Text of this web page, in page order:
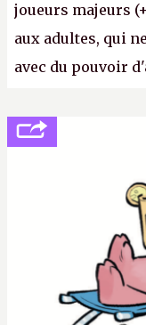
joueurs majeurs
aux adultes, qui
avec du pouvoir